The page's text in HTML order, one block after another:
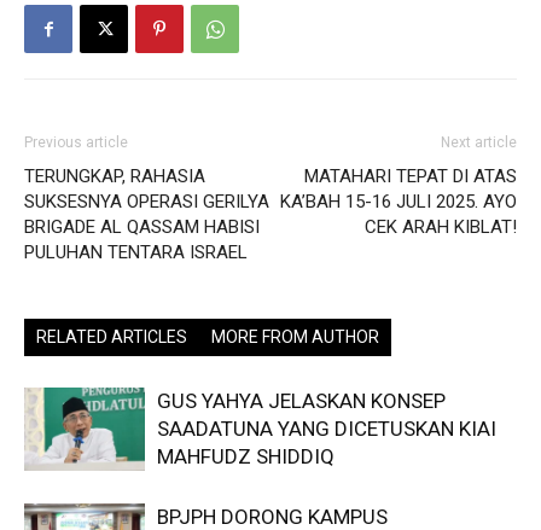
Previous article
TERUNGKAP, RAHASIA
SUKSESNYA OPERASI GERILYA
BRIGADE AL QASSAM HABISI
PULUHAN TENTARA ISRAEL
Next article
MATAHARI TEPAT DI ATAS
KA’BAH 15-16 JULI 2025. AYO
CEK ARAH KIBLAT!
RELATED ARTICLES MORE FROM AUTHOR
GUS YAHYA JELASKAN KONSEP
SAADATUNA YANG DICETUSKAN KIAI
MAHFUDZ SHIDDIQ
BPJPH DORONG KAMPUS